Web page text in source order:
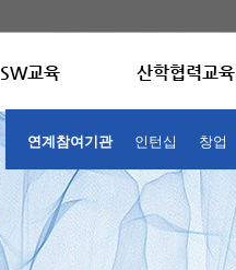
SW교육 산학협력교육
연계참여기관 인턴십 창업